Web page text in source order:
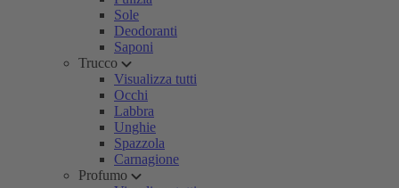
Sole
Deodoranti
Saponi
Trucco
Visualizza tutti
Occhi
Labbra
Unghie
Spazzola
Carnagione
Profumo